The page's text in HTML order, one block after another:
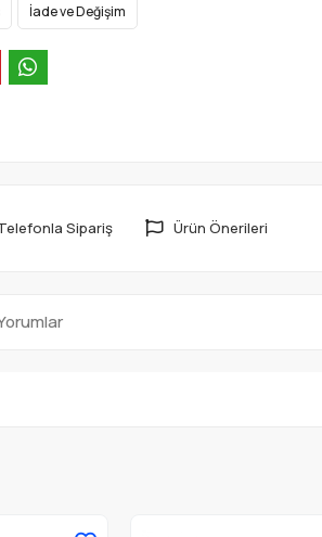
İade ve Değişim
Sipariş Ürün Önerileri